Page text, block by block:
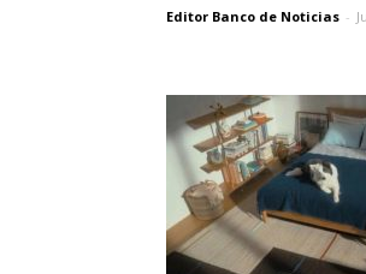
Editor Banco de Noticias -